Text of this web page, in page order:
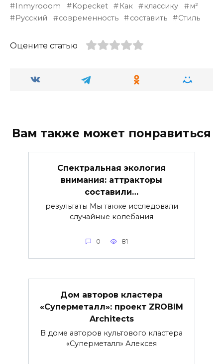
Inmyrooom Kopecket Как классику
м²
Русский
современность составить Стиль
Оцените статью
Вам также может понравиться
Спектральная экология
внимания: аттракторы
составили…
результаты Мы также исследовали
случайные колебания
0 81
Дом авторов кластера
«Суперметалл»: проект ZROBIM
Architects
В доме авторов культового кластера
«Суперметалл» Алексея